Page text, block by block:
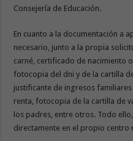
Consejería de Educación.
En cuanto a la documentación a
necesario, junto a la propia
carné, certificado de nacimiento
fotocopia del dni y de la cartilla
justificante de ingresos
renta, fotocopia de la cartilla de
los padres, entre otros. Todo
directamente en el propio centro